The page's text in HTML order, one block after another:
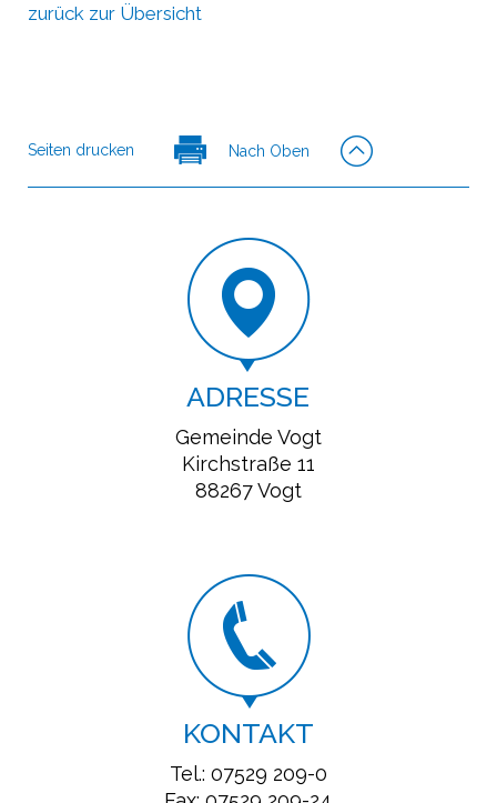
zurück zur Übersicht
Seiten drucken Nach Oben
ADRESSE
Gemeinde Vogt
Kirchstraße 11
88267 Vogt
KONTAKT
Tel.: 07529 209-0